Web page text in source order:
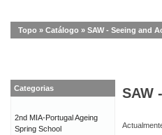
Topo » Catálogo » SAW - Seeing and
SAW
Categorias
2nd MIA-Portugal Ageing
Spring School